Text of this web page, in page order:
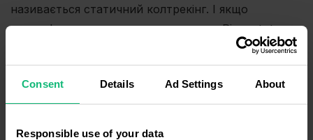
Consent Details Ad Settings About
Responsible use of your data
називається статичний колтрекінг. І якщо
зателефонувати за цим номером, то Ringostat
чітко «зрозуміє», що клієнт звернувся саме з
видачі Google, навіть не заходячи на сайт.